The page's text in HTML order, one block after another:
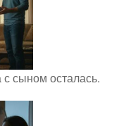
сыном осталась.